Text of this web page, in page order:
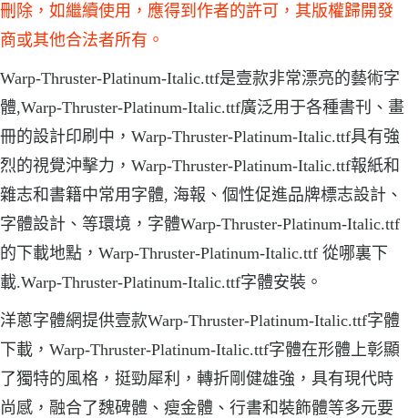
刪除，如繼續使用，應得到作者的許可，其版權歸開發
商或其他合法者所有。
Warp-Thruster-Platinum-Italic.ttf是壹款非常漂亮的藝術字
體,Warp-Thruster-Platinum-Italic.ttf廣泛用于各種書刊、畫
冊的設計印刷中，Warp-Thruster-Platinum-Italic.ttf具有強
烈的視覺沖擊力，Warp-Thruster-Platinum-Italic.ttf報紙和
雜志和書籍中常用字體, 海報、個性促進品牌標志設計、
字體設計、等環境，字體Warp-Thruster-Platinum-Italic.ttf
的下載地點，Warp-Thruster-Platinum-Italic.ttf 從哪裏下
載.Warp-Thruster-Platinum-Italic.ttf字體安裝。
洋蔥字體網提供壹款Warp-Thruster-Platinum-Italic.ttf字體
下載，Warp-Thruster-Platinum-Italic.ttf字體在形體上彰顯
了獨特的風格，挺勁犀利，轉折剛健雄強，具有現代時
尚感，融合了魏碑體、瘦金體、行書和裝飾體等多元要